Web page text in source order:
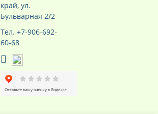
край, ул.
Бульварная 2/2
Тел. +7-906-692-
60-68